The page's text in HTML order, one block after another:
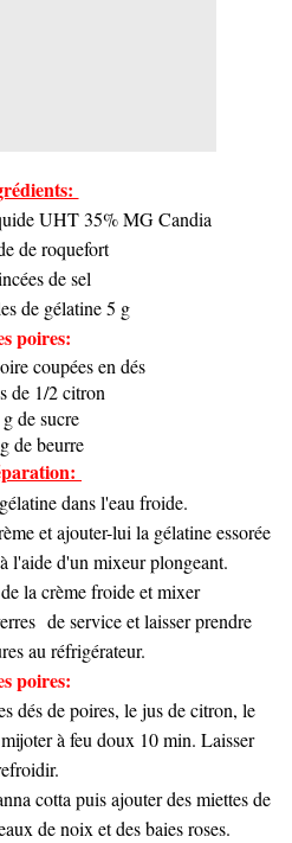
UHT 35% MG Candia
de roquefort
de sel
de gélatine 5 g
poires:
coupées en dés
de 1/2 citron
de sucre
de beurre
dans l'eau froide.
et ajouter-lui la gélatine essorée
l'aide d'un mixeur plongeant.
la crème froide et mixer
de service et laisser prendre
au réfrigérateur.
poires:
dés de poires, le jus de citron, le
à feu doux 10 min. Laisser
cotta puis ajouter des miettes de
de noix et des baies roses.